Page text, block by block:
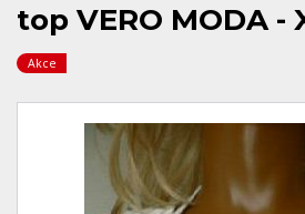
top VERO MODA -
Akce